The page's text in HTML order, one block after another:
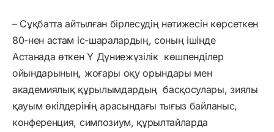
– Сұқбатта айтылған бірлесудің нәтижесін көрсеткен
80-нен астам іс-шаралардың, соның ішінде
Астанада өткен Y Дүниежүзілік көшпенділер
ойындарының, жоғары оқу орындары мен
академиялық құрылымдардың басқосулары, зиялы
қауым өкілдерінің арасындағы тығыз байланыс,
конференция, симпозиум, құрылтайларда